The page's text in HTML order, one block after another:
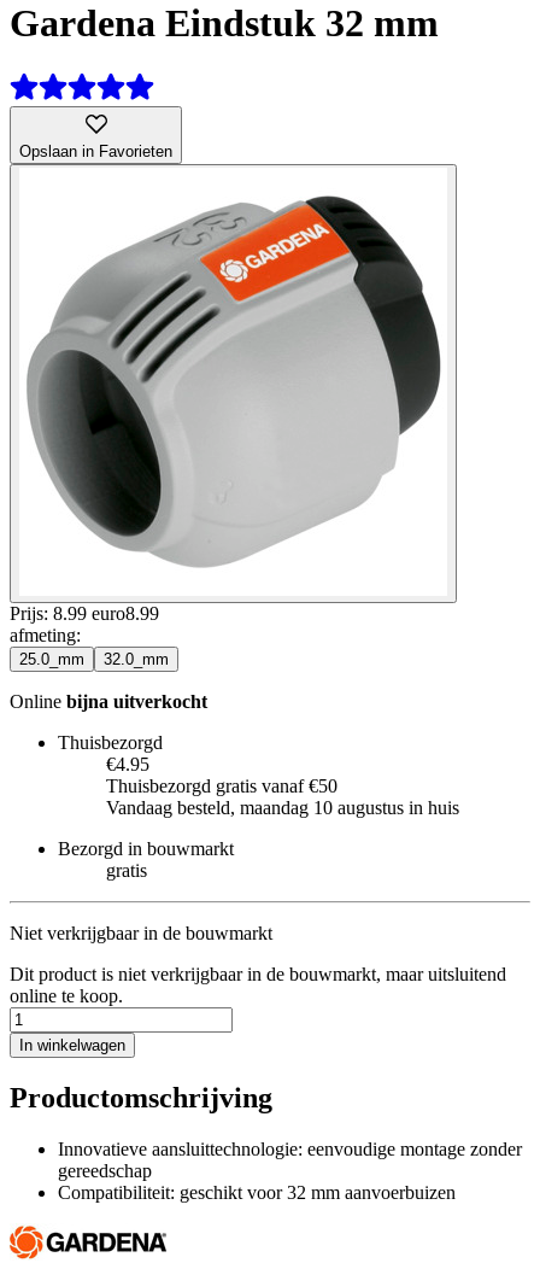
Gardena Eindstuk 32 mm
Opslaan in Favorieten
Prijs: 8.99 euro8.99
afmeting:
25.0_mm 32.0_mm
Online bijna uitverkocht
Thuisbezorgd
€4.95
Thuisbezorgd gratis vanaf €50
Vandaag besteld, maandag 10 augustus in huis
Bezorgd in bouwmarkt
gratis
Niet verkrijgbaar in de bouwmarkt
Dit product is niet verkrijgbaar in de bouwmarkt, maar uitsluitend
online te koop.
In winkelwagen
Productomschrijving
Innovatieve aansluittechnologie: eenvoudige montage zonder
gereedschap
Compatibiliteit: geschikt voor 32 mm aanvoerbuizen